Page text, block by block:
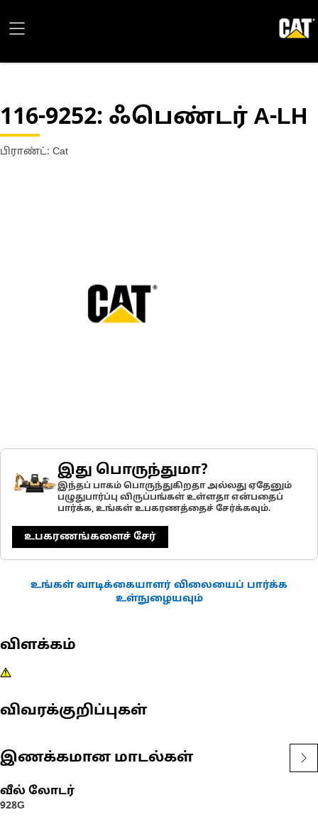
116-9252: ஃபெண்டர் A-LH
பிராண்ட்: Cat
இது பொருந்துமா?
இந்தப் பாகம் பொருந்துகிறதா அல்லது ஏதேனும்
பழுதுபார்ப்பு விருப்பங்கள் உள்ளதா என்பதைப்
பார்க்க, உங்கள் உபகரணத்தைச் சேர்க்கவும்.
உபகரணங்களைச் சேர்
உங்கள் வாடிக்கையாளர் விலையைப் பார்க்க
உள்நுழையவும்
விளக்கம்
விவரக்குறிப்புகள்
இணக்கமான மாடல்கள்
வீல் லோடர்
928G